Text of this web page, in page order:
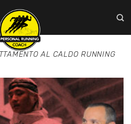
AL CALDO RUNNING